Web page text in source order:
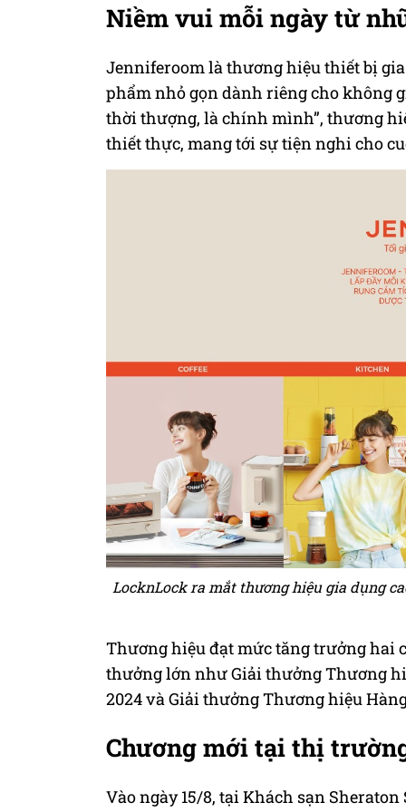
Niềm vui mỗi ngày từ
Jenniferoom là thương hiệu thiết bị
phẩm nhỏ gọn dành riêng cho không
thời thượng, là chính mình”, thương
thiết thực, mang tới sự tiện nghi cho
LocknLock ra mắt thương hiệu gia dụng
Thương hiệu đạt mức tăng trưởng hai
thưởng lớn như Giải thưởng Thương
2024 và Giải thưởng Thương hiệu
Chương mới tại thị
Vào ngày 15/8, tại Khách sạn